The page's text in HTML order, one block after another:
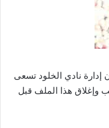
إدارة نادي الخلود تسعى
وإغلاق هذا الملف قبل